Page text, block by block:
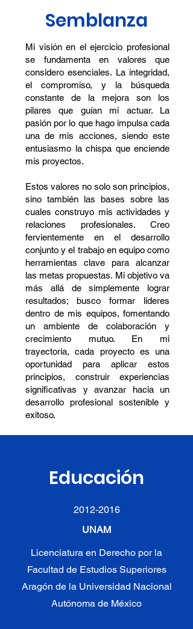
Semblanza
Mi visión en el ejercicio profesional
se fundamenta en valores que
considero esenciales. La integridad,
el compromiso, y la búsqueda
constante de la mejora son los
pilares que guían mi actuar. La
pasión por lo que hago impulsa cada
una de mis acciones, siendo este
entusiasmo la chispa que enciende
mis proyectos.
Estos valores no solo son principios,
sino también las bases sobre las
cuales construyo mis actividades y
relaciones profesionales. Creo
fervientemente en el desarrollo
conjunto y el trabajo en equipo como
herramientas clave para alcanzar
las metas propuestas. Mi objetivo va
más allá de simplemente lograr
resultados; busco formar líderes
dentro de mis equipos, fomentando
un ambiente de colaboración y
crecimiento mutuo. En mi
trayectoria, cada proyecto es una
oportunidad para aplicar estos
principios, construir experiencias
significativas y avanzar hacia un
desarrollo profesional sostenible y
exitoso.
Educación
2012-2016
UNAM
Licenciatura en Derecho por la
Facultad de Estudios Superiores
Aragón de la Universidad Nacional
Autónoma de México